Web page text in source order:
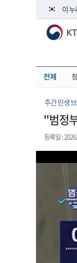
이
공식
이
KTV 국민
전체
주간 민생
"범정
등록일 :